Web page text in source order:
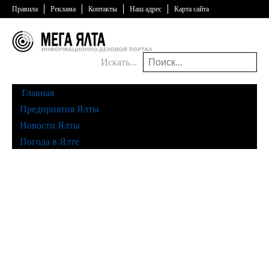
Правила Реклама Контакты Наш адрес Карта сайта
Искать...
Главная
Предприятия Ялты
Новости Ялты
Погода в Ялте